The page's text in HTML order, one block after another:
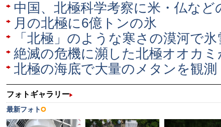
中国、北極科学考察に米・仏など
月の北極に6億トンの氷
「北極」のような寒さの漠河で
絶滅の危機に瀕した北極オオカ
北極の海底で大量のメタンを観